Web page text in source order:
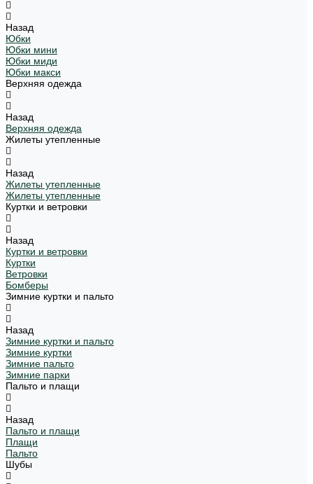
Назад
Юбки
Юбки мини
Юбки миди
Юбки макси
Верхняя одежда
Назад
Верхняя одежда
Жилеты утепленные
Назад
Жилеты утепленные
Жилеты утепленные
Куртки и ветровки
Назад
Куртки и ветровки
Куртки
Ветровки
Бомберы
Зимние куртки и пальто
Назад
Зимние куртки и пальто
Зимние куртки
Зимние пальто
Зимние парки
Пальто и плащи
Назад
Пальто и плащи
Плащи
Пальто
Шубы